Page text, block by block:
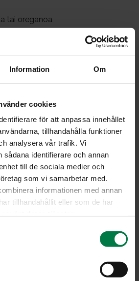
Information Om
cookies
för att anpassa innehållet
tillhandahålla funktioner
analysera vår trafik. Vi
sådana identifierare och annan
till de sociala medier och
som vi samarbetar med.
informationen med annan
tillhandahållit eller som de har
tai oreganoa
”hatut”. Koverra pehmeä sisus
ja raasta palsternakka tai
kasviksia ja raakaa riisiä miedolla
koko ajan sekoittaen noin 10
hienonna joukkoon
lisää mausteet.
ja pane ”hatut” päälle.
erikseen nelikulmaiseen folioon ja
tiukasti tomaattien päälle.
grillissä noin 15 minuuttia tai
20 minuuttia. Anna tomaattien